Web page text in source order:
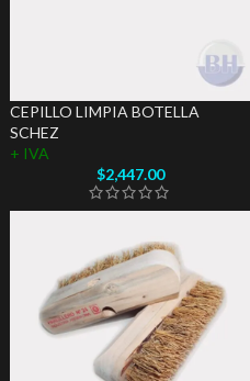
CEPILLO LIMPIA BOTELLA
SCHEZ
+ IVA
$2,447.00